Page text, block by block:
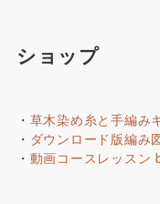
ショップ
・ 草木染め糸と手編み
・ ダウンロード版編み
・ 動画コースレッスン